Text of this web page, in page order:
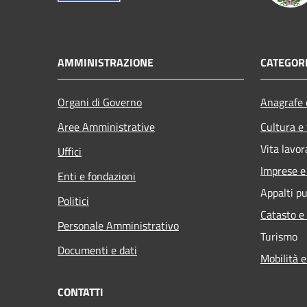
AMMINISTRAZIONE
Organi di Governo
Aree Amministrative
Uffici
Enti e fondazioni
Politici
Personale Amministrativo
Documenti e dati
Cultura
Vita
Imprese
Appalti
Catasto
Turismo
Mobilità
CONTATTI